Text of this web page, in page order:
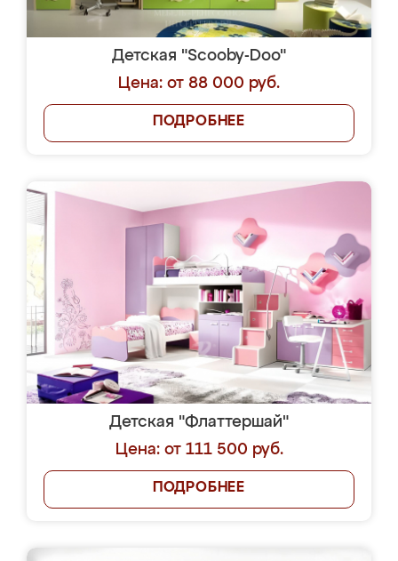
Детская "Scooby-Doo"
Цена: от 88 000 руб.
ПОДРОБНЕЕ
Детская "Флаттершай"
Цена: от 111 500 руб.
ПОДРОБНЕЕ